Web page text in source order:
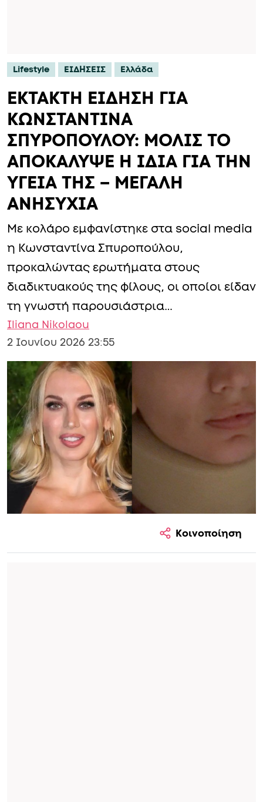
Lifestyle ΕΙΔΗΣΕΙΣ Ελλάδα
ΕΚΤΑΚΤΗ ΕΙΔΗΣΗ ΓΙΑ
ΚΩΝΣΤΑΝΤΙΝΑ
ΣΠΥΡΟΠΟΥΛΟΥ: ΜΟΛΙΣ ΤΟ
ΑΠΟΚΑΛΥΨΕ Η ΙΔΙΑ ΓΙΑ ΤΗΝ
ΥΓΕΙΑ ΤΗΣ – ΜΕΓΑΛΗ
ΑΝΗΣΥΧΙΑ
Με κολάρο εμφανίστηκε στα social media
η Κωνσταντίνα Σπυροπούλου,
προκαλώντας ερωτήματα στους
διαδικτυακούς της φίλους, οι οποίοι είδαν
τη γνωστή παρουσιάστρια…
Iliana Nikolaou
2 Ιουνίου 2026 23:55
Κοινοποίηση